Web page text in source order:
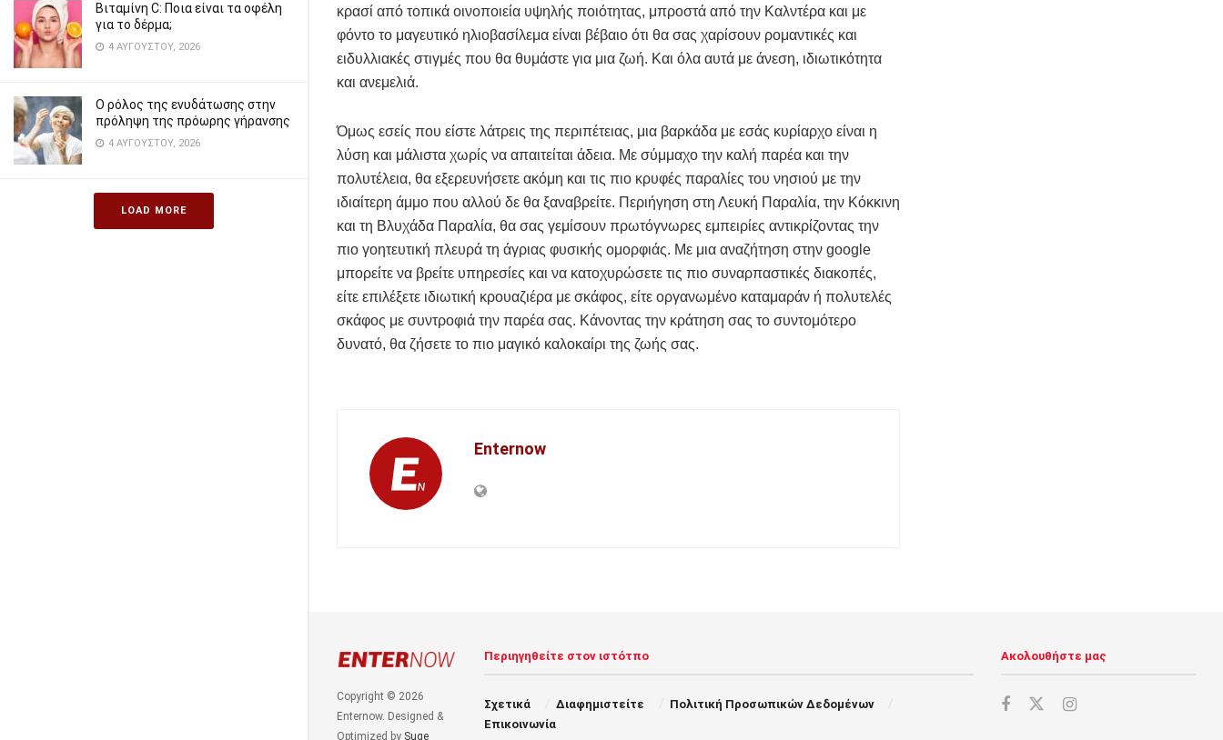
Βιταμίνη C: Ποια είναι τα οφέλη
για το δέρμα;
4 ΑΥΓΟΎΣΤΟΥ, 2026
Ο ρόλος της ενυδάτωσης στην
πρόληψη της πρόωρης γήρανσης
4 ΑΥΓΟΎΣΤΟΥ, 2026
LOAD MORE
κρασί από τοπικά οινοποιεία υψηλής ποιότητας, μπροστά από την Καλντέρα και με
φόντο το μαγευτικό ηλιοβασίλεμα είναι βέβαιο ότι θα σας χαρίσουν ρομαντικές και
ειδυλλιακές στιγμές που θα θυμάστε για μια ζωή. Και όλα αυτά με άνεση, ιδιωτικότητα
και ανεμελιά.
Όμως εσείς που είστε λάτρεις της περιπέτειας, μια βαρκάδα με εσάς κυρίαρχο είναι η
λύση και μάλιστα χωρίς να απαιτείται άδεια. Με σύμμαχο την καλή παρέα και την
πολυτέλεια, θα εξερευνήσετε ακόμη και τις πιο κρυφές παραλίες του νησιού με την
ιδιαίτερη άμμο που αλλού δε θα ξαναβρείτε. Περιήγηση στη Λευκή Παραλία, την Κόκκινη
και τη Βλυχάδα Παραλία, θα σας γεμίσουν πρωτόγνωρες εμπειρίες αντικρίζοντας την
πιο γοητευτική πλευρά τη άγριας φυσικής ομορφιάς. Με μια αναζήτηση στην google
μπορείτε να βρείτε υπηρεσίες και να κατοχυρώσετε τις πιο συναρπαστικές διακοπές,
είτε επιλέξετε ιδιωτική κρουαζιέρα με σκάφος, είτε οργανωμένο καταμαράν ή πολυτελές
σκάφος με συντροφιά την παρέα σας. Κάνοντας την κράτηση σας το συντομότερο
δυνατό, θα ζήσετε το πιο μαγικό καλοκαίρι της ζωής σας.
Enternow
Copyright © 2026
Enternow. Designed &
Optimized by Suge
Περιηγηθείτε στον ιστότπο
Σχετικά Διαφημιστείτε
Πολιτική Προσωπικών Δεδομένων
Επικοινωνία
Ακολουθήστε μας